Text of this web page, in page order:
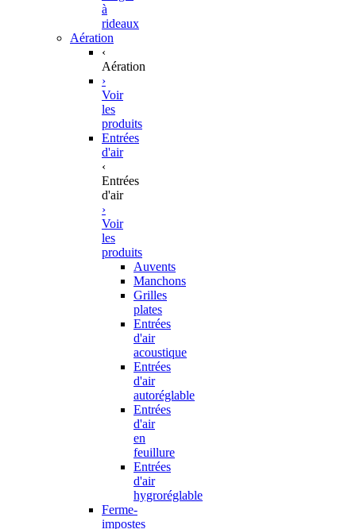
à
rideaux
Aération
‹
Aération
›
Voir
les
produits
Entrées
d'air
‹
Entrées
d'air
›
Voir
les
produits
Auvents
Manchons
Grilles
plates
Entrées
d'air
acoustique
Entrées
d'air
autoréglable
Entrées
d'air
en
feuillure
Entrées
d'air
hygroréglable
Ferme-
impostes